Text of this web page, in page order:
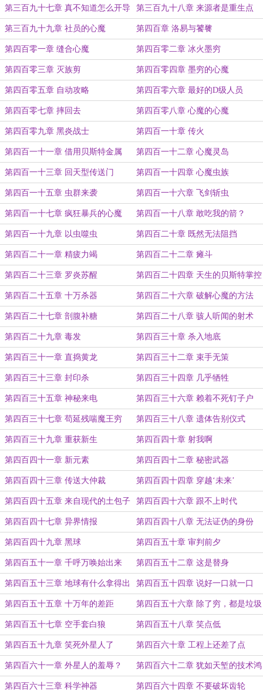
第三百九十七章 真不知道怎么开导 第三百九十八章 来源者是重生点
第三百九十九章 社员的心魔 第四百章 洛易与饕餮
第四百零一章 缝合心魔 第四百零二章 冰火墨穷
第四百零三章 灭族剪 第四百零四章 墨穷的心魔
第四百零五章 自动攻略 第四百零六章 最好的D级人员
第四百零七章 摔回去 第四百零八章 心魔的心魔
第四百零九章 黑炎战士 第四百一十章 传火
第四百一十一章 借用贝斯特金属 第四百一十二章 心魔灵岛
第四百一十三章 回天型传送门 第四百一十四章 心魔虫族
第四百一十五章 虫群来袭 第四百一十六章 飞剑斩虫
第四百一十七章 疯狂暴兵的心魔 第四百一十八章 敢吃我的箭？
第四百一十九章 以虫噬虫 第四百二十章 既然无法阻挡
第四百二十一章 精疲力竭 第四百二十二章 瘫斗
第四百二十三章 罗炎苏醒 第四百二十四章 天生的贝斯特掌控
者
第四百二十五章 十万杀器 第四百二十六章 破解心魔的方法
第四百二十七章 剖腹补糖 第四百二十八章 骇人听闻的射术
第四百二十九章 毒发 第四百三十章 杀入地底
第四百三十一章 直捣黄龙 第四百三十二章 束手无策
第四百三十三章 封印杀 第四百三十四章 几乎牺牲
第四百三十五章 神秘来电 第四百三十六章 赖着不死钉子户
第四百三十七章 苟延残喘魔王穷 第四百三十八章 遗体告别仪式
第四百三十九章 重获新生 第四百四十章 射我啊
第四百四十一章 新元素 第四百四十二章 秘密武器
第四百四十三章 传送大仲裁 第四百四十四章 穿越‘未来’
第四百四十五章 来自现代的土包子 第四百四十六章 跟不上时代
第四百四十七章 异界情报 第四百四十八章 无法证伪的身份
第四百四十九章 黑球 第四百五十章 审判前夕
第四百五十一章 千呼万唤始出来 第四百五十二章 这是替身
第四百五十三章 地球有什么拿得出
手
第四百五十四章 说好一口就一口
第四百五十五章 十万年的差距 第四百五十六章 除了穷，都是垃圾
第四百五十七章 空手套白狼 第四百五十八章 笑点低
第四百五十九章 笑死外星人了 第四百六十章 工程上还差了点
第四百六十一章 外星人的羞辱？ 第四百六十二章 犹如天堑的技术鸿
沟
第四百六十三章 科学神器 第四百六十四章 不要破坏齿轮